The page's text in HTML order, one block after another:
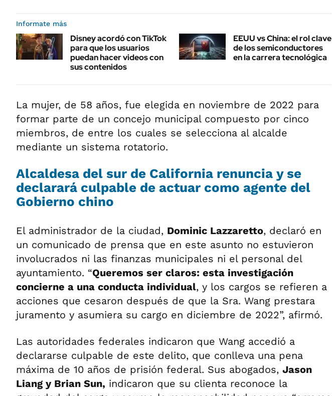
Informate más
Disney acordó con TikTok
para que los usuarios
puedan hacer videos con
sus contenidos
EEUU vs China: el rol clave
de los semiconductores
en la carrera tecnológica
La mujer, de 58 años, fue elegida en noviembre de 2022 para
formar parte de un concejo municipal compuesto por cinco
miembros, de entre los cuales se selecciona al alcalde
mediante un sistema rotatorio.
Alcaldesa del sur de California renuncia y se
declarará culpable de actuar como agente del
Gobierno chino
El administrador de la ciudad, Dominic Lazzaretto, declaró en
un comunicado de prensa que en este asunto no estuvieron
involucrados ni las finanzas municipales ni el personal del
ayuntamiento. “Queremos ser claros: esta investigación
concierne a una conducta individual, y los cargos se refieren a
acciones que cesaron después de que la Sra. Wang prestara
juramento y asumiera su cargo en diciembre de 2022”, afirmó.
Las autoridades federales indicaron que Wang accedió a
declararse culpable de este delito, que conlleva una pena
máxima de 10 años de prisión federal. Sus abogados, Jason
Liang y Brian Sun, indicaron que su clienta reconoce la